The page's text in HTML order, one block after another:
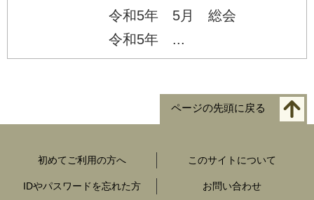
令和5年 5月 総会
令和5年 ...
ページの先頭に戻る
初めてご利用の方へ このサイトについて
IDやパスワードを忘れた方 お問い合わせ